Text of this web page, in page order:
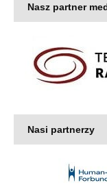
Nasz partner
Nasi partnerzy